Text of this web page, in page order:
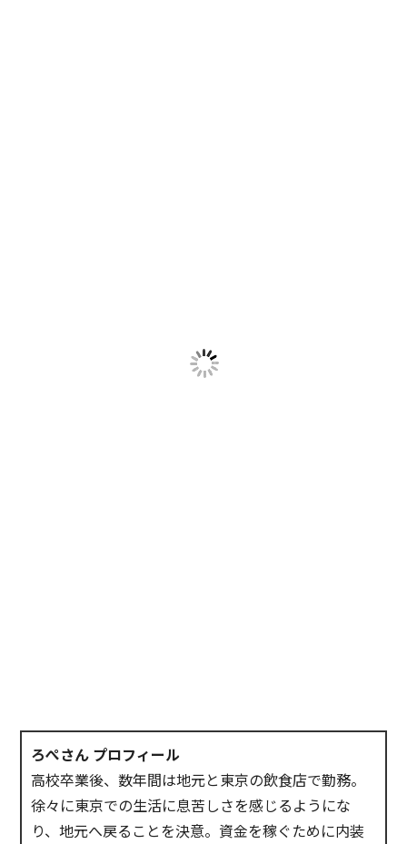
ろぺさん プロフィール
高校卒業後、数年間は地元と東京の飲食店で勤務。
徐々に東京での生活に息苦しさを感じるようにな
り、地元へ戻ることを決意。資金を稼ぐために内装